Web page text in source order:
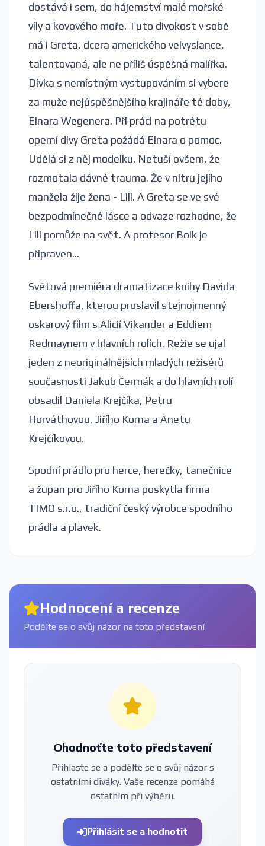
dostává i sem, do hájemství malé mořské
víly a kovového moře. Tuto divokost v sobě
má i Greta, dcera amerického velvyslance,
talentovaná, ale ne příliš úspěšná malířka.
Dívka s nemístným vystupováním si vybere
za muže nejúspěšnějšího krajináře té doby,
Einara Wegenera. Při práci na potrétu
operní divy Greta požádá Einara o pomoc.
Udělá si z něj modelku. Netuší ovšem, že
rozmotala dávné trauma. Že v nitru jejího
manžela žije žena - Lili. A Greta se ve své
bezpodmínečné lásce a odvaze rozhodne, že
Lili pomůže na svět. A profesor Bolk je
připraven...
Světová premiéra dramatizace knihy Davida
Ebershoffa, kterou proslavil stejnojmenný
oskarový film s Alicií Vikander a Eddiem
Redmaynem v hlavních rolích. Režie se ujal
jeden z neoriginálnějších mladých režisérů
současnosti Jakub Čermák a do hlavních rolí
obsadil Daniela Krejčíka, Petru
Horváthovou, Jiřího Korna a Anetu
Krejčíkovou.
Spodní prádlo pro herce, herečky, tanečnice
a župan pro Jiřího Korna poskytla firma
TIMO s.r.o., tradiční český výrobce spodního
prádla a plavek.
Hodnocení a recenze
Podělte se o svůj názor na toto představení
Ohodnoťte toto představení
Přihlaste se a podělte se o svůj názor s
ostatními diváky. Vaše recenze pomáhá
ostatním při výběru.
Přihlásit se a hodnotit